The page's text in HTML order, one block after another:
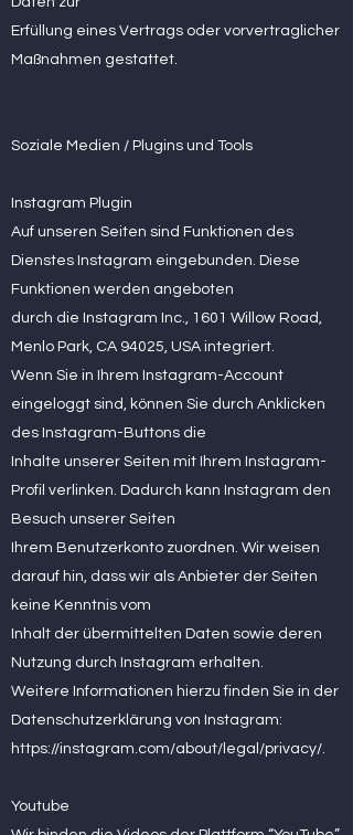
Erfüllung eines Vertrags oder vorvertraglicher
Maßnahmen gestattet.
Soziale Medien / Plugins und Tools
Instagram Plugin
Auf unseren Seiten sind Funktionen des
Dienstes Instagram eingebunden. Diese
Funktionen werden angeboten
durch die Instagram Inc., 1601 Willow Road,
Menlo Park, CA 94025, USA integriert.
Wenn Sie in Ihrem Instagram-Account
eingeloggt sind, können Sie durch Anklicken
des Instagram-Buttons die
Inhalte unserer Seiten mit Ihrem Instagram-
Profil verlinken. Dadurch kann Instagram den
Besuch unserer Seiten
Ihrem Benutzerkonto zuordnen. Wir weisen
darauf hin, dass wir als Anbieter der Seiten
keine Kenntnis vom
Inhalt der übermittelten Daten sowie deren
Nutzung durch Instagram erhalten.
Weitere Informationen hierzu finden Sie in der
Datenschutzerklärung von Instagram:
https://instagram.com/about/legal/privacy/.
Youtube